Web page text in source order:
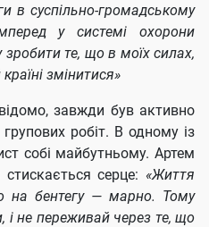
в суспільно-громадському
у системі охорони
зробити те, що в моїх силах,
змінитися»
завжди був активно
робіт. В одному із
собі майбутньому. Артем
серце: «Життя
на бентегу — марно. Тому
не переживай через те, що